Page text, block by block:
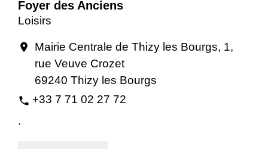
Foyer des Anciens
Loisirs
location_on
Mairie Centrale de Thizy les Bourgs, 1,
rue Veuve Crozet
69240 Thizy les Bourgs
phone +33 7 71 02 27 72
.